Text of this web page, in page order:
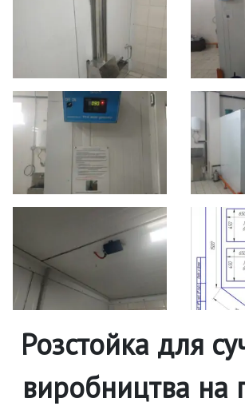
Розстойка для
виробництва на